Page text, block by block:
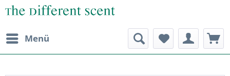
Menü